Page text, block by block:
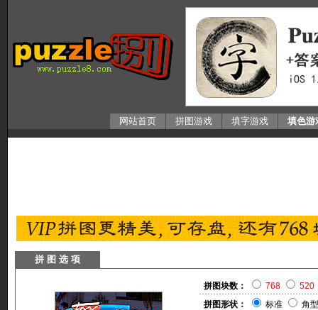
网站首页 拼图游戏 填字游戏 填色游
拼 图 选 项
拼图块数： 768
520
拼图形状：
标准
角型